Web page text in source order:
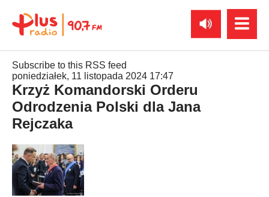
Subscribe to this RSS feed
poniedziałek, 11 listopada 2024 17:47
Krzyż Komandorski Orderu
Odrodzenia Polski dla Jana
Rejczaka